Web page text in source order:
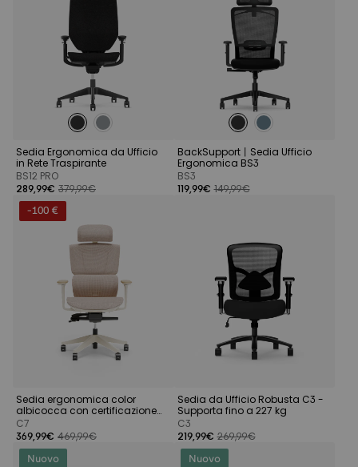
Sedia Ergonomica da Ufficio
in Rete Traspirante
BS12 PRO
289,99€ 379,99€
BackSupport丨Sedia Ufficio
Ergonomica BS3
BS3
119,99€ 149,99€
-100 €
Sedia ergonomica color
albicocca con certificazione
BIFMA
C7
369,99€ 469,99€
Sedia da Ufficio Robusta C3 -
Supporta fino a 227 kg
C3
219,99€ 269,99€
Nuovo Nuovo